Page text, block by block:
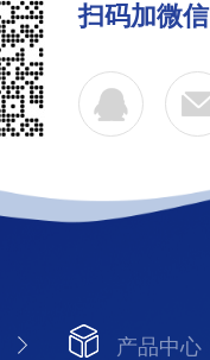
扫码加微信
产品中心